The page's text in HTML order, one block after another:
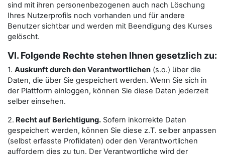
sind mit ihren personenbezogenen auch nach Löschung
Ihres Nutzerprofils noch vorhanden und für andere
Benutzer sichtbar und werden mit Beendigung des Kurses
gelöscht.
VI. Folgende Rechte stehen Ihnen gesetzlich zu:
1. Auskunft durch den Verantwortlichen (s.o.) über die
Daten, die über Sie gespeichert werden. Wenn Sie sich in
der Plattform einloggen, können Sie diese Daten jederzeit
selber einsehen.
2. Recht auf Berichtigung. Sofern inkorrekte Daten
gespeichert werden, können Sie diese z.T. selber anpassen
(selbst erfasste Profildaten) oder den Verantwortlichen
auffordern dies zu tun. Der Verantwortliche wird der